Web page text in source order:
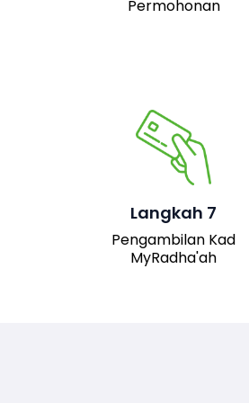
Permohonan
Langkah 7
Pengambilan Kad
MyRadha'ah
Pemohon boleh hadir ke
pejabat JAIS untuk
mengambil kad fizikal
MyRadha’ah. Selain itu,
pemohon juga boleh
turun versi digital kad
sistem untuk
kemudahan akses.